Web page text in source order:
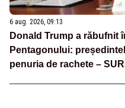
6 aug. 2026, 09:13
Donald Trump a răbufnit
Pentagonului:
penuria de rachete –